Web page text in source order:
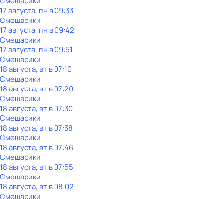
17 августа, пн в 09:33
Смешарики
17 августа, пн в 09:42
Смешарики
17 августа, пн в 09:51
Смешарики
18 августа, вт в 07:10
Смешарики
18 августа, вт в 07:20
Смешарики
18 августа, вт в 07:30
Смешарики
18 августа, вт в 07:38
Смешарики
18 августа, вт в 07:46
Смешарики
18 августа, вт в 07:55
Смешарики
18 августа, вт в 08:02
Смешарики